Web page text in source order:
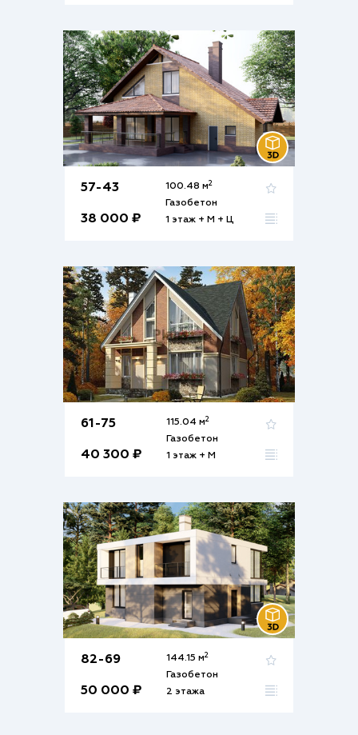
57-43
38 000 ₽
100.48 м2
Газобетон
1 этаж + М + Ц
61-75
40 300 ₽
115.04 м2
Газобетон
1 этаж + М
82-69
50 000 ₽
144.15 м2
Газобетон
2 этажа